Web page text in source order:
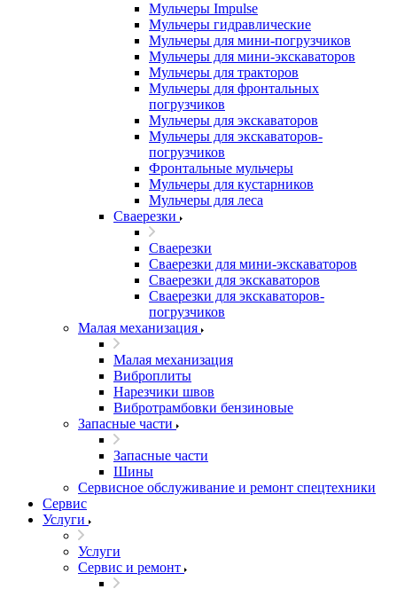
Мульчеры Impulse
Мульчеры гидравлические
Мульчеры для мини-погрузчиков
Мульчеры для мини-экскаваторов
Мульчеры для тракторов
Мульчеры для фронтальных
погрузчиков
Мульчеры для экскаваторов
Мульчеры для экскаваторов-
погрузчиков
Фронтальные мульчеры
Мульчеры для кустарников
Мульчеры для леса
Сваерезки
Сваерезки
Сваерезки для мини-экскаваторов
Сваерезки для экскаваторов
Сваерезки для экскаваторов-
погрузчиков
Малая механизация
Малая механизация
Виброплиты
Нарезчики швов
Вибротрамбовки бензиновые
Запасные части
Запасные части
Шины
Сервисное обслуживание и ремонт спецтехники
Сервис
Услуги
Услуги
Сервис и ремонт